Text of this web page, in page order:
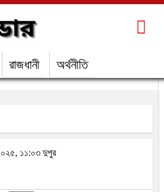
রাজধানী অর্থনীতি
১১:০৩ দুপুর